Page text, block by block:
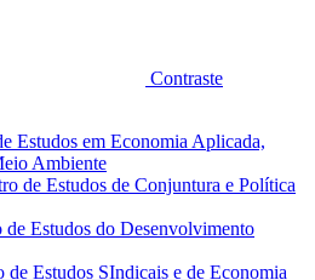
Contraste
Estudos em Economia Aplicada,
Ambiente
de Estudos de Conjuntura e Política
Estudos do Desenvolvimento
Estudos SIndicais e de Economia